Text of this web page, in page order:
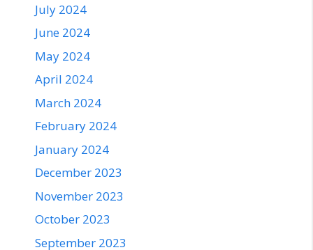
July 2024
June 2024
May 2024
April 2024
March 2024
February 2024
January 2024
December 2023
November 2023
October 2023
September 2023